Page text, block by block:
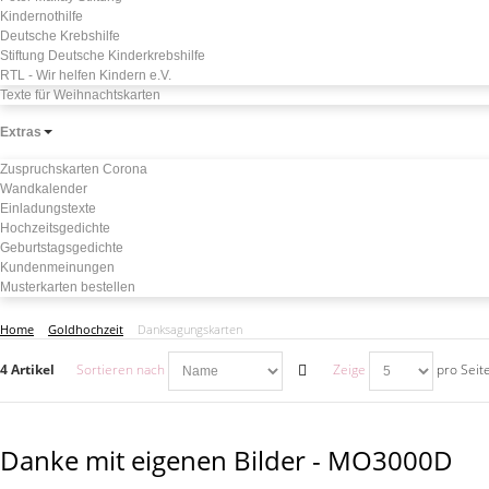
Kindernothilfe
Deutsche Krebshilfe
Stiftung Deutsche Kinderkrebshilfe
RTL - Wir helfen Kindern e.V.
Texte für Weihnachtskarten
Extras
Zuspruchskarten Corona
Wandkalender
Einladungstexte
Hochzeitsgedichte
Geburtstagsgedichte
Kundenmeinungen
Musterkarten bestellen
Home Goldhochzeit Danksagungskarten
4 Artikel Sortieren nach Zeige pro
Danke mit eigenen Bilder - MO3000D